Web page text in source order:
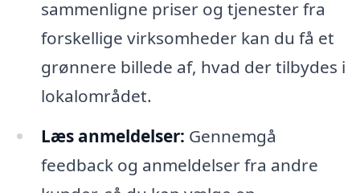
sammenligne priser og tjenester fra
forskellige virksomheder kan du få et
grønnere billede af, hvad der tilbydes i
lokalområdet.
Læs anmeldelser: Gennemgå
feedback og anmeldelser fra andre